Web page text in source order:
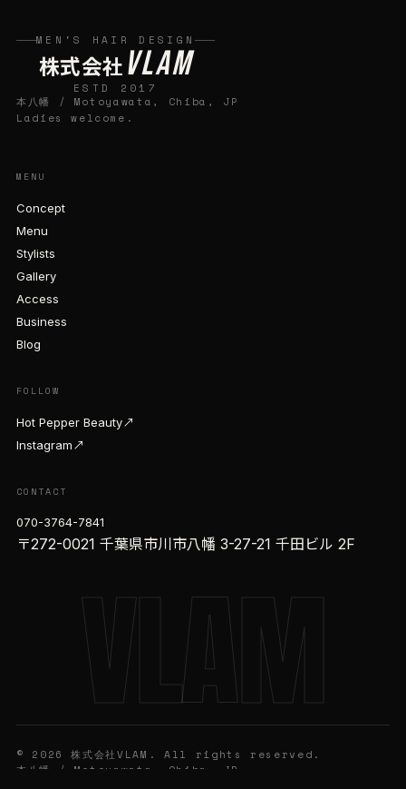
MEN'S HAIR DESIGN
株式会社VLAM
ESTD 2017
本八幡 / Motoyawata, Chiba, JP
Ladies welcome.
MENU
Concept
Menu
Stylists
Gallery
Access
Business
Blog
FOLLOW
Hot Pepper Beauty↗
Instagram↗
CONTACT
070-3764-7841
〒272-0021 千葉県市川市八幡 3-27-21 千田ビル 2F
VLAM
© 2026
株式会社VLAM. All rights reserved.
本八幡 / Motoyawata, Chiba, JP